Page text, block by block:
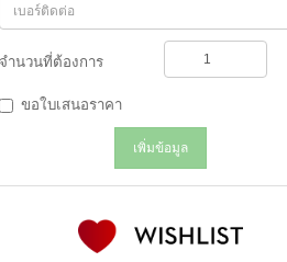
จำนวนที่ต้องการ
ขอใบเสนอราคา
เพิ่มข้อมูล